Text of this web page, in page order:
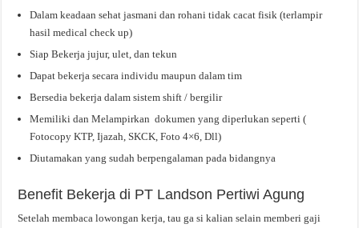
Dalam keadaan sehat jasmani dan rohani tidak cacat fisik (terlampir
hasil medical check up)
Siap Bekerja jujur, ulet, dan tekun
Dapat bekerja secara individu maupun dalam tim
Bersedia bekerja dalam sistem shift / bergilir
Memiliki dan Melampirkan dokumen yang diperlukan seperti (
Fotocopy KTP, Ijazah, SKCK, Foto 4×6, Dll)
Diutamakan yang sudah berpengalaman pada bidangnya
Benefit Bekerja di PT Landson Pertiwi Agung
Setelah membaca lowongan kerja, tau ga si kalian selain memberi gaji